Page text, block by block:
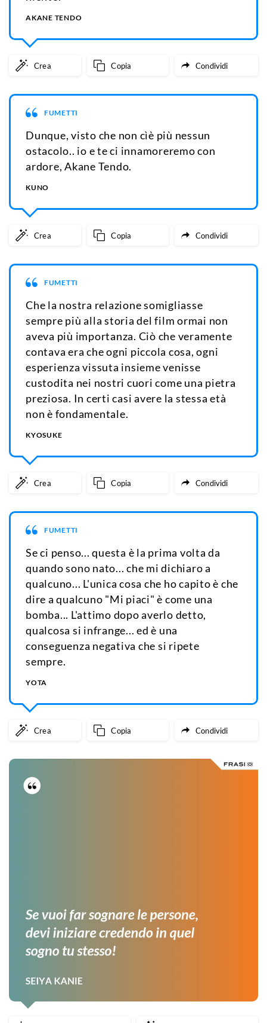
AKANE TENDO
Crea Copia Condividi
FUMETTI
Dunque, visto che non cìè più nessun
ostacolo.. io e te ci innamoreremo con
ardore, Akane Tendo.
KUNO
Crea Copia Condividi
FUMETTI
Che la nostra relazione somigliasse
sempre più alla storia del film ormai non
aveva più importanza. Ciò che veramente
contava era che ogni piccola cosa, ogni
esperienza vissuta insieme venisse
custodita nei nostri cuori come una pietra
preziosa. In certi casi avere la stessa età
non è fondamentale.
KYOSUKE
Crea Copia Condividi
FUMETTI
Se ci penso... questa è la prima volta da
quando sono nato... che mi dichiaro a
qualcuno... L'unica cosa che ho capito è che
dire a qualcuno "Mi piaci" è come una
bomba... L'attimo dopo averlo detto,
qualcosa si infrange... ed è una
conseguenza negativa che si ripete
sempre.
YOTA
Crea Copia Condividi